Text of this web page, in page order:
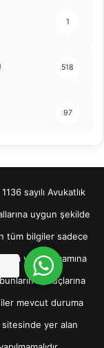
1
518
97
sayılı Avukatlık
uygun şekilde
tüm bilgiler sadece
veya tamamına
sonuçlarına
mevcut duruma
yer alan